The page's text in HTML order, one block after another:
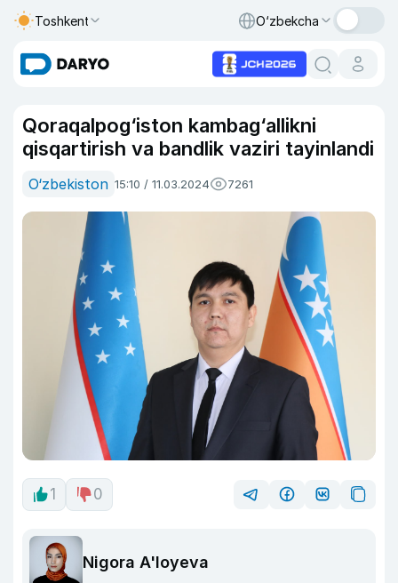
Toshkent O‘zbekcha
Qoraqalpog‘iston kambag‘allikni
qisqartirish va bandlik vaziri tayinlandi
O‘zbekiston 15:10 / 11.03.2024 7261
1 0
Nigora A'loyeva